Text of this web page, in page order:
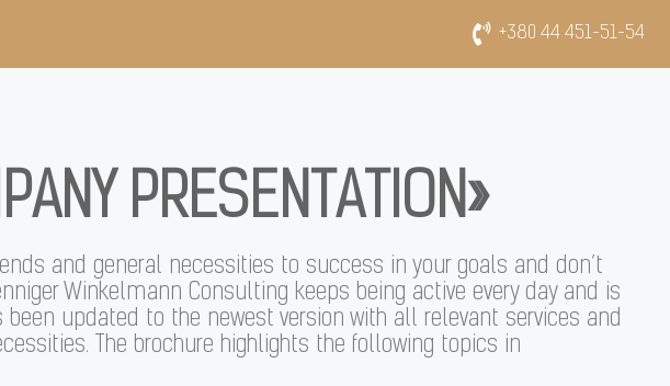
+380 44 451-51-54
PRESENTATION»
and general necessities to success in your goals and don’t
Winkelmann Consulting keeps being active every day and is
updated to the newest version with all relevant services and
The brochure highlights the following topics in